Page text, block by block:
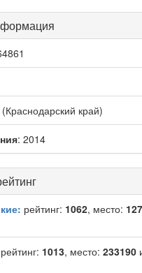
край)
: 2014
рейтинг: 1062, место:
рейтинг: 1013, место: 233190